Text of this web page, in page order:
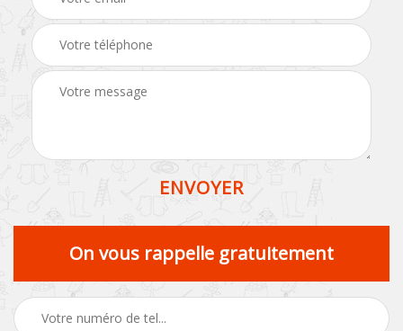
On vous rappelle gratuitement